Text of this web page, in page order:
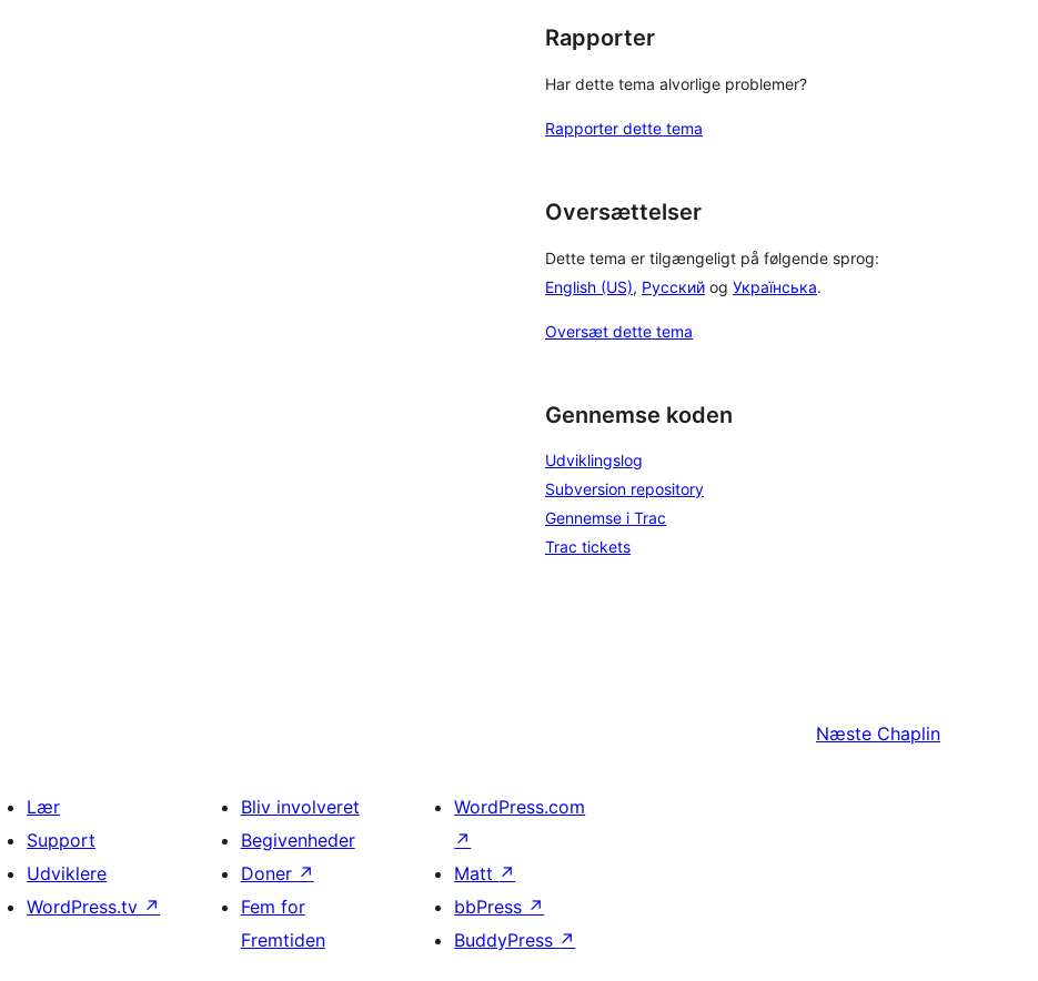
Rapporter
Har dette tema alvorlige problemer?
Rapporter dette tema
Oversættelser
Dette tema er tilgængeligt på følgende sprog:
English (US), Русский og Українська.
Oversæt dette tema
Gennemse koden
Udviklingslog
Subversion repository
Gennemse i Trac
Trac tickets
Næste Chaplin
Lær
Support
Udviklere
WordPress.tv ↗
Bliv involveret
Begivenheder
Doner ↗
Fem for
Fremtiden
WordPress.com
↗
Matt ↗
bbPress ↗
BuddyPress ↗